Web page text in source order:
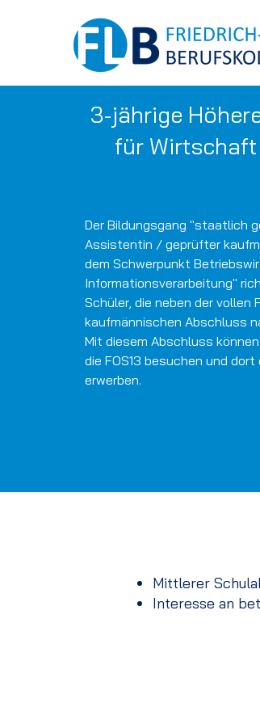
3-jährige
für
Der Bildungsgang "staatlich
Assistentin / geprüfter
dem Schwerpunkt
Informationsverarbeitung"
Schüler, die neben der vollen
kaufmännischen Abschluss
Mit diesem Abschluss
die FOS13 besuchen und
erwerben.
Mittlerer
Interesse an